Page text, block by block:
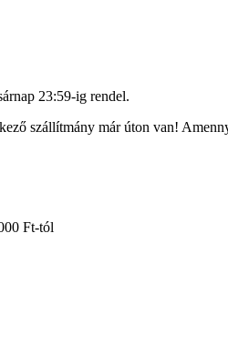
23:59-ig rendel.
szállítmány már úton van!
Ft-tól